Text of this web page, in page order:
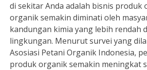
di sekitar Anda adalah bisnis produk
organik semakin diminati oleh
kandungan kimia yang lebih rendah
lingkungan. Menurut survei yang
Asosiasi Petani Organik Indonesia,
produk organik semakin meningkat